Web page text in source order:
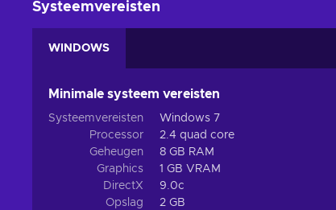
Systeemvereisten
WINDOWS
Minimale systeem vereisten
Systeemvereisten
Windows 7
Processor
2.4 quad core
Geheugen
8 GB RAM
Graphics
1 GB VRAM
DirectX
9.0c
Opslag
2 GB